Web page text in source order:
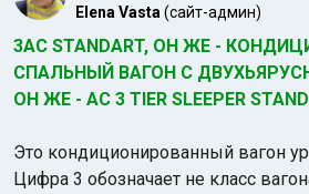
Elena Vasta (сайт-админ)
3AС STANDART, ОН ЖЕ -
СПАЛЬНЫЙ ВАГОН С
ОН ЖЕ - AC 3 TIER SLEEPER
Это кондиционированный вагон
Цифра 3 обозначает не класс